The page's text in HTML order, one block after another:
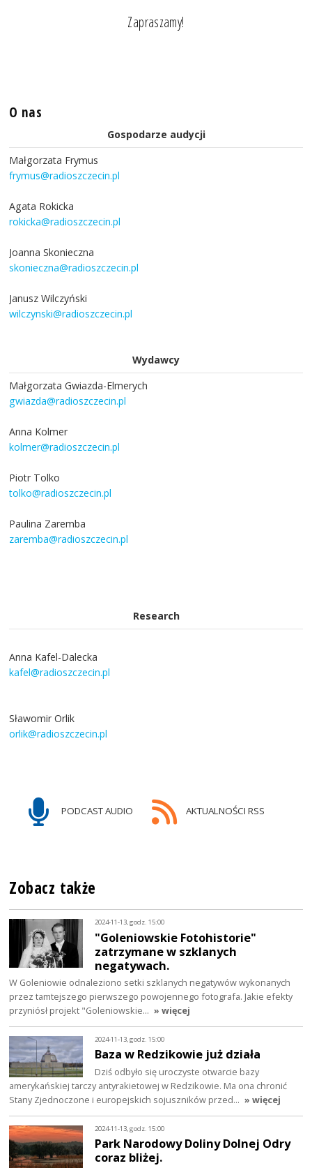
Zapraszamy!
O nas
Gospodarze audycji
Małgorzata Frymus
frymus@radioszczecin.pl
Agata Rokicka
rokicka@radioszczecin.pl
Joanna Skonieczna
skonieczna@radioszczecin.pl
Janusz Wilczyński
wilczynski@radioszczecin.pl
Wydawcy
Małgorzata Gwiazda-Elmerych
gwiazda@radioszczecin.pl
Anna Kolmer
kolmer@radioszczecin.pl
Piotr Tolko
tolko@radioszczecin.pl
Paulina Zaremba
zaremba@radioszczecin.pl
Research
Anna Kafel-Dalecka
kafel@radioszczecin.pl
Sławomir Orlik
orlik@radioszczecin.pl
PODCAST AUDIO AKTUALNOŚCI RSS
Zobacz także
2024-11-13, godz. 15:00
"Goleniowskie Fotohistorie"
zatrzymane w szklanych
negatywach.
W Goleniowie odnaleziono setki szklanych negatywów wykonanych
przez tamtejszego pierwszego powojennego fotografa. Jakie efekty
przyniósł projekt "Goleniowskie… » więcej
2024-11-13, godz. 15:00
Baza w Redzikowie już działa
Dziś odbyło się uroczyste otwarcie bazy
amerykańskiej tarczy antyrakietowej w Redzikowie. Ma ona chronić
Stany Zjednoczone i europejskich sojuszników przed… » więcej
2024-11-13, godz. 15:00
Park Narodowy Doliny Dolnej Odry
coraz bliżej.